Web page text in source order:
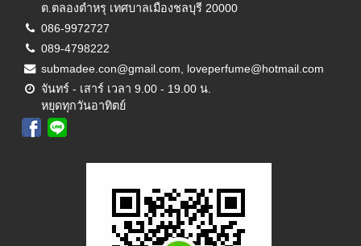
ต.ตลองตำหรุ เทศบาลเมืองชลบุรี 20000
086-9972727
089-4798222
submadee.con@gmail.com, loveperfume@hotmail.com
จันทร์ - เสาร์ เวลา 9.00 - 19.00 น.
หยุดทุกวันอาทิตย์